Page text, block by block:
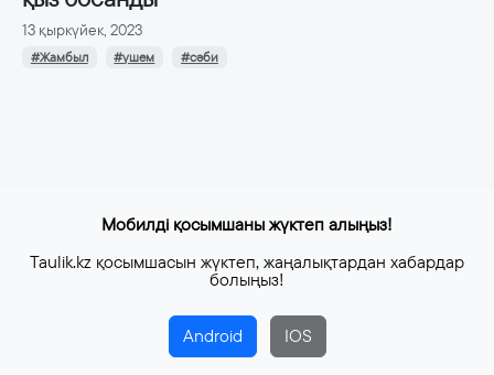
13 қыркүйек, 2023
#Жамбыл #үшем #сәби
Мобилді қосымшаны жүктеп алыңыз!
Taulik.kz қосымшасын жүктеп, жаңалықтардан хабардар
болыңыз!
Android IOS